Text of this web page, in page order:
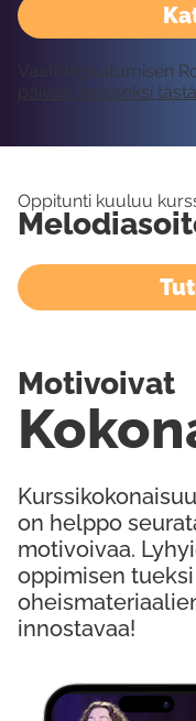
Vaatii kirjautumisen
päivää ilmaiseksi
Oppitunti kuuluu
on helppo
motivoivaa.
oppimisen
innostavaa!
Motivoivat